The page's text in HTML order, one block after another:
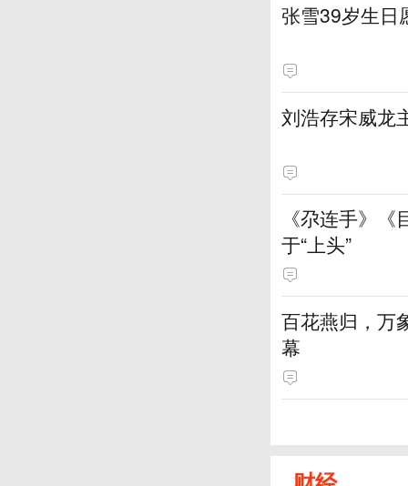
张雪39岁生日
刘浩存宋威龙
《尕连手》
于“上头”
百花燕归，万
幕